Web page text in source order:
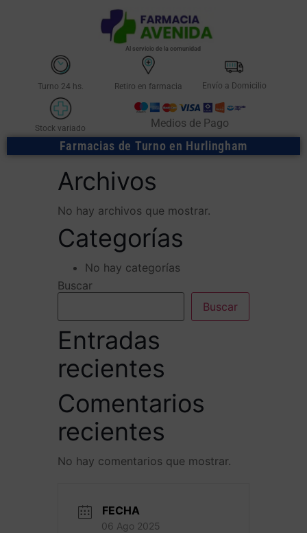
Al servicio de la comunidad
Turno 24 hs. Retiro en farmacia Envío a Domicilio
Stock variado Medios de Pago
Farmacias de Turno en Hurlingham
Archivos
No hay archivos que mostrar.
Categorías
No hay categorías
Buscar
Buscar
Entradas
recientes
Comentarios
recientes
No hay comentarios que mostrar.
FECHA
06 Ago 2025